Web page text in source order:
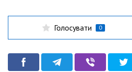
Голосувати 0